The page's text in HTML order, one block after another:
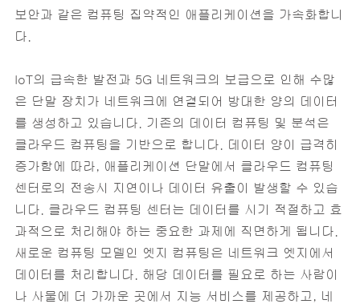
보안과 같은 컴퓨팅 집약적인 애플리케이션을 가속화합니
다.
IoT의 급속한 발전과 5G 네트워크의 보급으로 인해 수많
은 단말 장치가 네트워크에 연결되어 방대한 양의 데이터
를 생성하고 있습니다. 기존의 데이터 컴퓨팅 및 분석은
클라우드 컴퓨팅을 기반으로 합니다. 데이터 양이 급격히
증가함에 따라, 애플리케이션 단말에서 클라우드 컴퓨팅
센터로의 전송시 지연이나 데이터 유출이 발생할 수 있습
니다. 클라우드 컴퓨팅 센터는 데이터를 시기 적절하고 효
과적으로 처리해야 하는 중요한 과제에 직면하게 됩니다.
새로운 컴퓨팅 모델인 엣지 컴퓨팅은 네트워크 엣지에서
데이터를 처리합니다. 해당 데이터를 필요로 하는 사람이
나 사물에 더 가까운 곳에서 지능 서비스를 제공하고, 네